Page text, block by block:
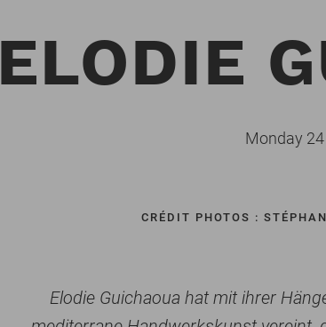
ELODIE
Monday
CRÉDIT PHOTOS :
Elodie Guichaoua hat mit ihrer